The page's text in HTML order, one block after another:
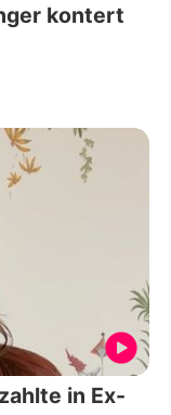
kontert
in Ex-